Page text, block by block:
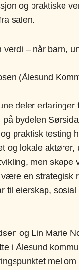
og praktiske
salen.
verdi – når barn,
(Ålesund
deler erfaringer
på bydelen
praktisk testing
og lokale
men skape
en strategisk
til eierskap,
og Lin Marie
i Ålesund
mellom